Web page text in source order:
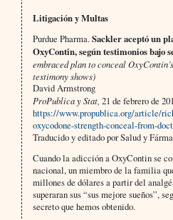
Litigación y Multas
Purdue Pharma.Sackler aceptó un
OxyContin, según testimonios bajo
embraced plan to conceal
testimony shows)
David Armstrong
ProPublica y Stat, 21 de febrero de
https://www.propublica.org/article/
oxycodone-strength-conceal-from-
Traducido y editado por Salud y
Cuando la adicción a OxyContin se
nacional, un miembro de la familia
millones de dólares a partir del
superaran sus “sus mejore sueños”,
secreto que hemos obtenido.